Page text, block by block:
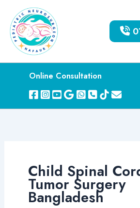
content
Online Consultation
Child Spinal
Tumor Surgery
Bangladesh